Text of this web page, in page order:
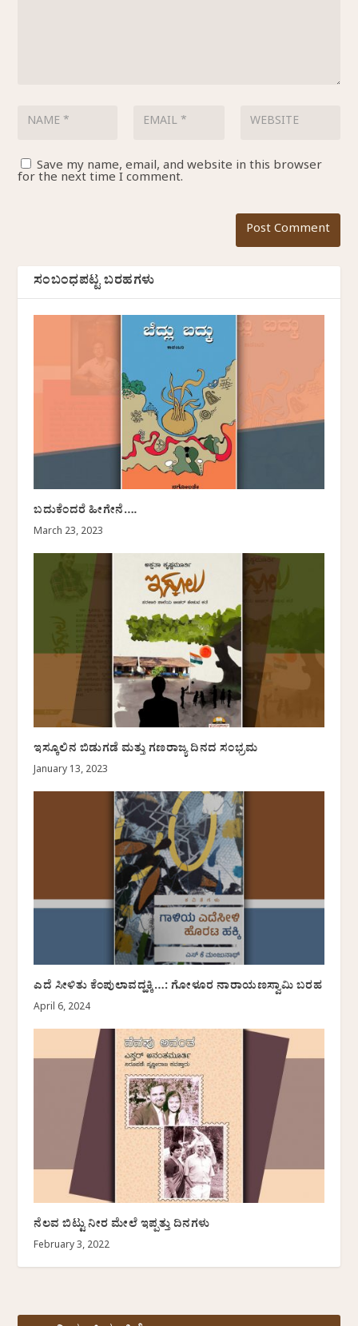
Save my name, email, and website in this browser
for the next time I comment.
ಸಂಬಂಧಪಟ್ಟ ಬರಹಗಳು
ಬದುಕೆಂದರೆ ಹೀಗೇನೆ….
March 23, 2023
ಇಸ್ಕೂಲಿನ ಬಿಡುಗಡೆ ಮತ್ತು ಗಣರಾಜ್ಯ ದಿನದ ಸಂಭ್ರಮ
January 13, 2023
ಎದೆ ಸೀಳಿತು ಕೆಂಪುಲಾವದ್ಹಕ್ಕಿ…: ಗೋಳೂರ ನಾರಾಯಣಸ್ವಾಮಿ ಬರಹ
April 6, 2024
ನೆಲವ ಬಿಟ್ಟು ನೀರ ಮೇಲೆ ಇಪ್ಪತ್ತು ದಿನಗಳು
February 3, 2022